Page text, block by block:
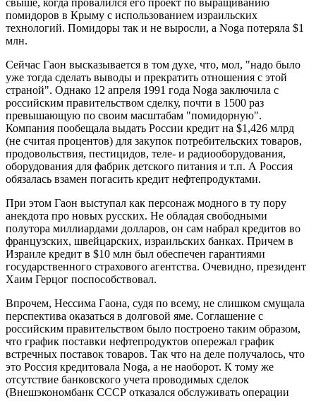
помидоров в Крыму с использованием израильских
технологий. Помидоры так и не выросли, а Noga потеряла $1
млн.
Сейчас Гаон высказывается в том духе, что, мол, "надо было
уже тогда сделать выводы и прекратить отношения с этой
страной". Однако 12 апреля 1991 года Noga заключила с
российским правительством сделку, почти в 1500 раз
превышающую по своим масштабам "помидорную".
Компания пообещала выдать России кредит на $1,426 млрд
(не считая процентов) для закупок потребительских товаров,
продовольствия, пестицидов, теле- и радиооборудования,
оборудования для фабрик детского питания и т.п. А Россия
обязалась взамен погасить кредит нефтепродуктами.
При этом Гаон выступал как персонаж модного в ту пору
анекдота про новых русских. Не обладая свободными
полутора миллиардами долларов, он сам набрал кредитов во
французских, швейцарских, израильских банках. Причем в
Израиле кредит в $10 млн был обеспечен гарантиями
государственного страхового агентства. Очевидно, президент
Хаим Герцог поспособствовал.
Впрочем, Нессима Гаона, судя по всему, не слишком смущала
перспектива оказаться в долговой яме. Соглашение с
российским правительством было построено таким образом,
что график поставки нефтепродуктов опережал график
встречных поставок товаров. Так что на деле получалось, что
это Россия кредитовала Noga, а не наоборот. К тому же
отсутствие банковского учета проводимых сделок
(Внешэкономбанк СССР отказался обслуживать операции